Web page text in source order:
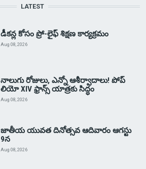
LATEST
డీకన్ల కోసం ప్రో-లైఫ్ శిక్షణ కార్యక్రమం
Aug 08, 2026
నాలుగు రోజులు, ఎన్నో ఆశీర్వాదాలు! పోప్
లియో XIV ఫ్రాన్స్ యాత్రకు సిద్ధం
Aug 08, 2026
జాతీయ యువత దినోత్సవ ఆదివారం ఆగస్టు
9న
Aug 08, 2026